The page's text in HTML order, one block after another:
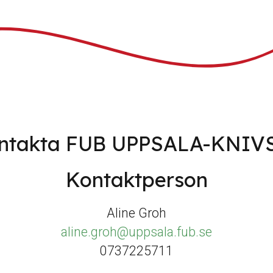
FUB UPPSALA-
Kontaktperson
Aline Groh
aline.groh@uppsala.fub.se
0737225711